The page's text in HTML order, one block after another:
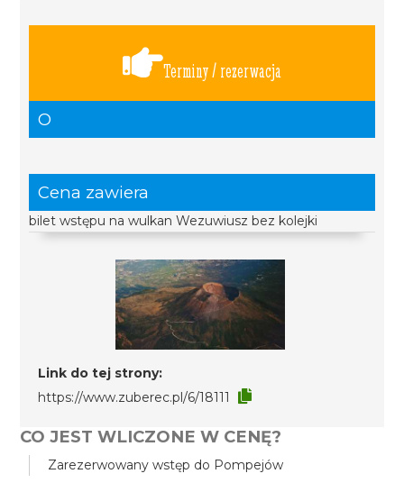
Terminy / rezerwacja
O
Cena zawiera
bilet wstępu na wulkan Wezuwiusz bez kolejki
Link do tej strony:
https://www.zuberec.pl/6/18111
CO JEST WLICZONE W CENĘ?
Zarezerwowany wstęp do Pompejów